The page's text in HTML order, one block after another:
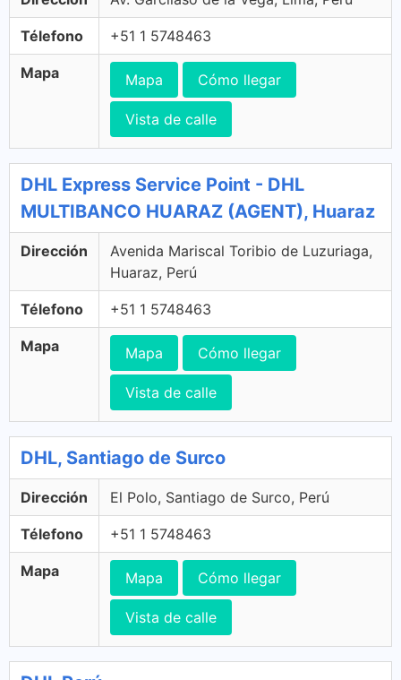
Télefono +51 1 5748463
Mapa Mapa Cómo llegar
Vista de calle
DHL Express Service Point - DHL
MULTIBANCO HUARAZ (AGENT), Huaraz
Dirección
Avenida Mariscal Toribio de Luzuriaga,
Huaraz, Perú
Télefono +51 1 5748463
Mapa Mapa Cómo llegar
Vista de calle
DHL, Santiago de Surco
Dirección El Polo, Santiago de Surco, Perú
Télefono +51 1 5748463
Mapa Mapa Cómo llegar
Vista de calle